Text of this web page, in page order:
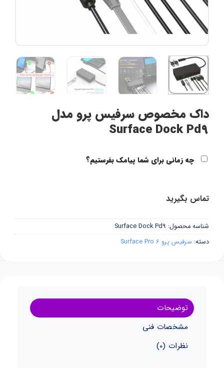
داک مخصوص سرفیس پرو مدل
Surface Dock Pd9
چه زمانی برای شما پیامک بفرستیم؟
تماس بگیرید
شناسه محصول: Surface Dock Pd9
دسته: سرفیس پرو Surface Pro 6
توضیحات
مشخصات فنی
نظرات (0)